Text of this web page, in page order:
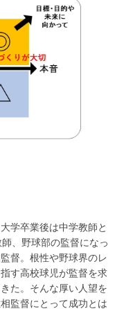
学卒業後は中学教師と
、野球部の監督になっ
督。根性や野球界のレ
す高校球児が監督を求
た。そんな厚い人望を
監督にとって成功とは